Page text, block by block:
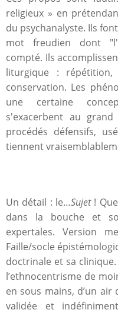
religieux » en
du psychanalyste. Ils
mot freudien dont
compté. Ils
liturgique : répétition,
conservation. Les
une certaine
s'exacerbent au
procédés défensifs,
tiennent
Un détail : le…Sujet!
dans la bouche et
expertales. Version
Faille/socle
doctrinale et sa
l’ethnocentrisme de
en sous mains, d’un
validée et